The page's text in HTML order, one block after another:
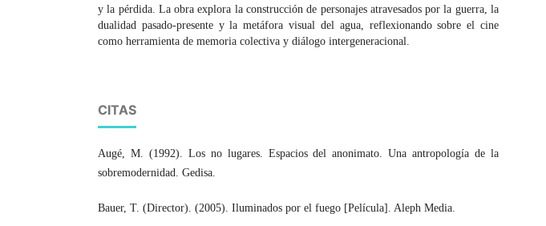
y la pérdida. La obra explora la construcción de personajes atravesados por la guerra, la
dualidad pasado-presente y la metáfora visual del agua, reflexionando sobre el cine
como herramienta de memoria colectiva y diálogo intergeneracional.
CITAS
Augé, M. (1992). Los no lugares. Espacios del anonimato. Una antropología de la
sobremodernidad. Gedisa.
Bauer, T. (Director). (2005). Iluminados por el fuego [Película]. Aleph Media.